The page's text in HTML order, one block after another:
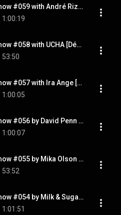
Déepalma Radioshow #059 with André Rizo [Déepalma Records]
1:00:19
Déepalma Radioshow #058 with UCHA [Déepalma Records]
53:50
Déepalma Radioshow #057 with Ira Ange [Déepalma Records]
1:00:05
Déepalma Radioshow #056 by David Penn [Déepalma Records]
1:00:07
Déepalma Radioshow #055 by Mika Olson [Déepalma Records]
53:52
Déepalma Radioshow #054 by Milk & Sugar [Déepalma Records]
1:01:51